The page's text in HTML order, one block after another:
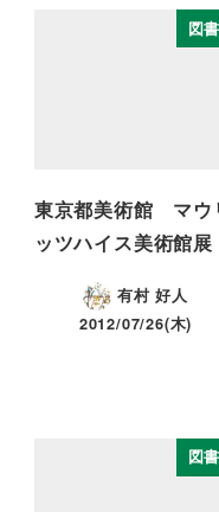
図
東京都美術館 マウ
ッツハイス美術館展
有村 好人
2012/07/26(木)
図